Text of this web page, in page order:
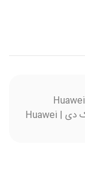
لپ تاپ هوآوی ( میت بوک ) | Huawei
لپ تاپ هوآوی میت بوک دی | Huawei